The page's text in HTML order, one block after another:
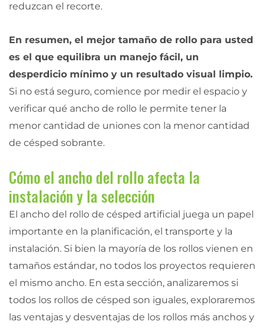
reduzcan el recorte.
En resumen, el mejor tamaño de rollo para usted
es el que equilibra un manejo fácil, un
desperdicio mínimo y un resultado visual limpio.
Si no está seguro, comience por medir el espacio y
verificar qué ancho de rollo le permite tener la
menor cantidad de uniones con la menor cantidad
de césped sobrante.
Cómo el ancho del rollo afecta la
instalación y la selección
El ancho del rollo de césped artificial juega un papel
importante en la planificación, el transporte y la
instalación. Si bien la mayoría de los rollos vienen en
tamaños estándar, no todos los proyectos requieren
el mismo ancho. En esta sección, analizaremos si
todos los rollos de césped son iguales, exploraremos
las ventajas y desventajas de los rollos más anchos y